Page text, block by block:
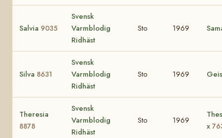
Salvia 9035
Svensk
Varmblodig
Ridhäst
Sto 1969
Silva 8631
Svensk
Varmblodig
Ridhäst
Sto 1969
Theresia
8878
Svensk
Varmblodig
Ridhäst
Sto 1969
x